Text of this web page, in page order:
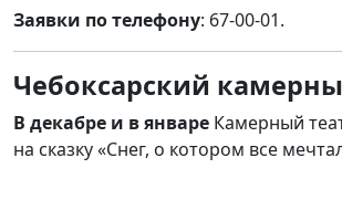
Заявки по телефону: 67-00-01.
Чебоксарский
В декабре и в январе Камерный
на сказку «Снег, о котором все